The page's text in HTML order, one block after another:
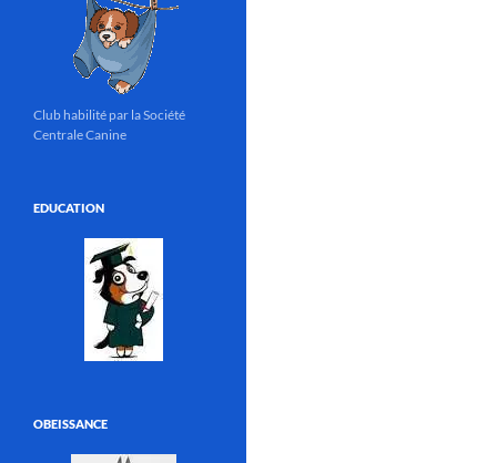
Club habilité par la Société
Centrale Canine
EDUCATION
OBEISSANCE